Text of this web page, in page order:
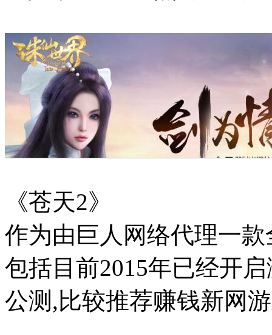
《苍天2》
作为由巨人网络代理一
包括目前2015年已经开
公测,比较推荐赚钱新网